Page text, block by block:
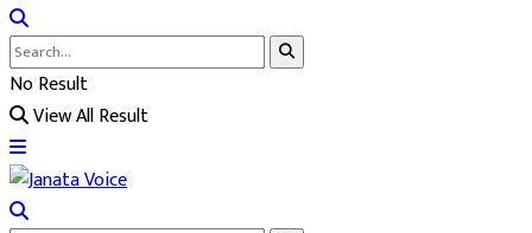
No Result
View All Result